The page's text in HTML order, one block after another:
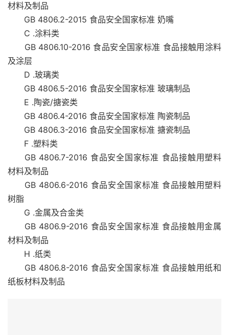
材料及制品
GB 4806.2-2015 食品安全国家标准 奶嘴
C .涂料类
GB 4806.10-2016 食品安全国家标准 食品接触用涂料
及涂层
D .玻璃类
GB 4806.5-2016 食品安全国家标准 玻璃制品
E .陶瓷/搪瓷类
GB 4806.4-2016 食品安全国家标准 陶瓷制品
GB 4806.3-2016 食品安全国家标准 搪瓷制品
F .塑料类
GB 4806.7-2016 食品安全国家标准 食品接触用塑料
材料及制品
GB 4806.6-2016 食品安全国家标准 食品接触用塑料
树脂
G .金属及合金类
GB 4806.9-2016 食品安全国家标准 食品接触用金属
材料及制品
H .纸类
GB 4806.8-2016 食品安全国家标准 食品接触用纸和
纸板材料及制品